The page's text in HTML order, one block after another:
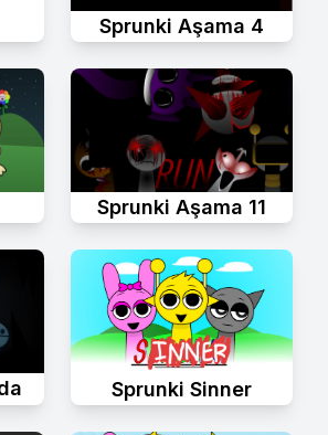
Sprunki Aşama 4
Sprunki Aşama 11
Sprunki Sinner